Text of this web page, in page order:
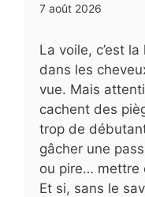
7 août 2026
La voile, c’est
dans les
vue. Mais
cachent des
trop de
gâcher une
ou pire… mettre
Et si, sans le